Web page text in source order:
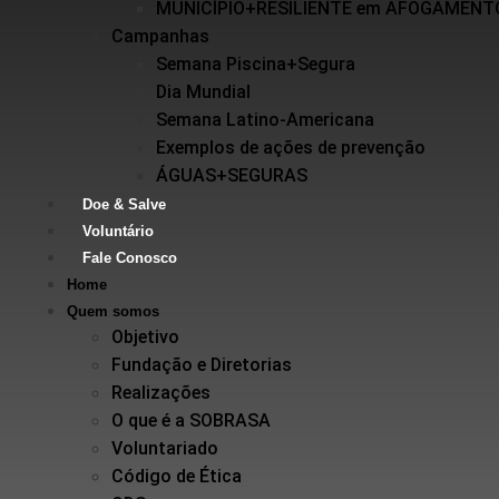
MUNICÍPIO+RESILIENTE em
Campanhas
Semana Piscina+Segura
Dia Mundial
Semana Latino-Americana
Exemplos de ações de prevenção
ÁGUAS+SEGURAS
Doe & Salve
Voluntário
Fale Conosco
Home
Quem somos
Objetivo
Fundação e Diretorias
Realizações
O que é a SOBRASA
Voluntariado
Código de Ética